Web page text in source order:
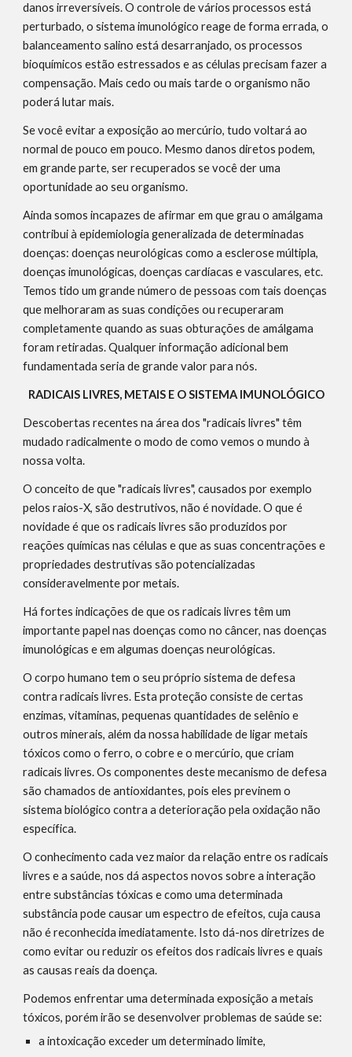
danos irreversíveis. O controle de vários processos está
perturbado, o sistema imunológico reage de forma errada, o
balanceamento salino está desarranjado, os processos
bioquímicos estão estressados e as células precisam fazer a
compensação. Mais cedo ou mais tarde o organismo não
poderá lutar mais.
Se você evitar a exposição ao mercúrio, tudo voltará ao
normal de pouco em pouco. Mesmo danos diretos podem,
em grande parte, ser recuperados se você der uma
oportunidade ao seu organismo.
Ainda somos incapazes de afirmar em que grau o amálgama
contribui à epidemiologia generalizada de determinadas
doenças: doenças neurológicas como a esclerose múltipla,
doenças imunológicas, doenças cardíacas e vasculares, etc.
Temos tido um grande número de pessoas com tais doenças
que melhoraram as suas condições ou recuperaram
completamente quando as suas obturações de amálgama
foram retiradas. Qualquer informação adicional bem
fundamentada seria de grande valor para nós.
RADICAIS LIVRES, METAIS E O SISTEMA IMUNOLÓGICO
Descobertas recentes na área dos "radicais livres" têm
mudado radicalmente o modo de como vemos o mundo à
nossa volta.
O conceito de que "radicais livres", causados por exemplo
pelos raios-X, são destrutivos, não é novidade. O que é
novidade é que os radicais livres são produzidos por
reações químicas nas células e que as suas concentrações e
propriedades destrutivas são potencializadas
consideravelmente por metais.
Há fortes indicações de que os radicais livres têm um
importante papel nas doenças como no câncer, nas doenças
imunológicas e em algumas doenças neurológicas.
O corpo humano tem o seu próprio sistema de defesa
contra radicais livres. Esta proteção consiste de certas
enzimas, vitaminas, pequenas quantidades de selênio e
outros minerais, além da nossa habilidade de ligar metais
tóxicos como o ferro, o cobre e o mercúrio, que criam
radicais livres. Os componentes deste mecanismo de defesa
são chamados de antioxidantes, pois eles previnem o
sistema biológico contra a deterioração pela oxidação não
específica.
O conhecimento cada vez maior da relação entre os radicais
livres e a saúde, nos dá aspectos novos sobre a interação
entre substâncias tóxicas e como uma determinada
substância pode causar um espectro de efeitos, cuja causa
não é reconhecida imediatamente. Isto dá-nos diretrizes de
como evitar ou reduzir os efeitos dos radicais livres e quais
as causas reais da doença.
Podemos enfrentar uma determinada exposição a metais
tóxicos, porém irão se desenvolver problemas de saúde se:
a intoxicação exceder um determinado limite,